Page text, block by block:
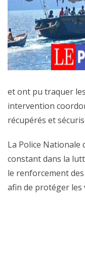
et ont pu traquer
intervention
récupérés et
La Police Nationale
constant dans la
le renforcement
afin de protéger les